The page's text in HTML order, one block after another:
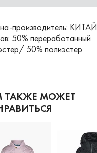
производитель: КИТАЙ
50% переработанный
50% полиэстер
ТАКЖЕ МОЖЕТ